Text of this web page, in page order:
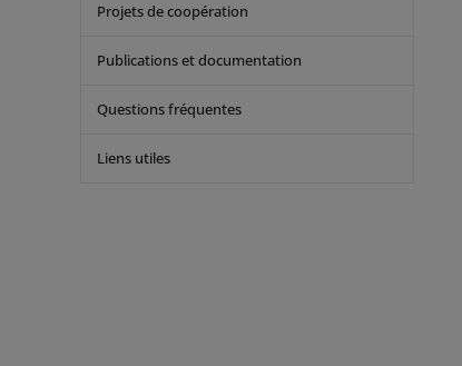
Projets de coopération
Publications et documentation
Questions fréquentes
Liens utiles